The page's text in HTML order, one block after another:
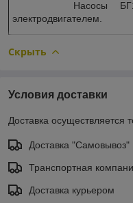
Насосы БГ11-2
электродвигателем.
Скрыть
Условия доставки
Доставка осуществляется
Доставка "Самовывоз"
Транспортная
Доставка курьером